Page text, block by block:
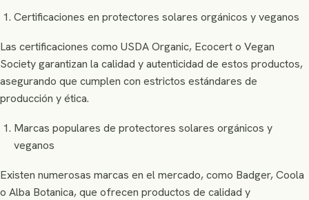
Certificaciones en protectores solares orgánicos y veganos
Las certificaciones como USDA Organic, Ecocert o Vegan
Society garantizan la calidad y autenticidad de estos productos,
asegurando que cumplen con estrictos estándares de
producción y ética.
Marcas populares de protectores solares orgánicos y
veganos
Existen numerosas marcas en el mercado, como Badger, Coola
o Alba Botanica, que ofrecen productos de calidad y